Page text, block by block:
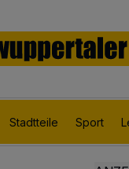
Stadtteile Sport